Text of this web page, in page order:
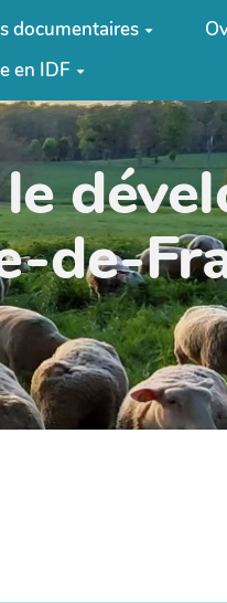
documentaires
en IDF
de-